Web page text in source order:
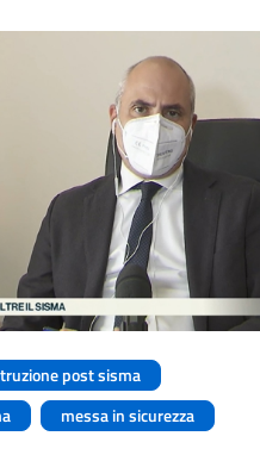
post sisma
messa in sicurezza